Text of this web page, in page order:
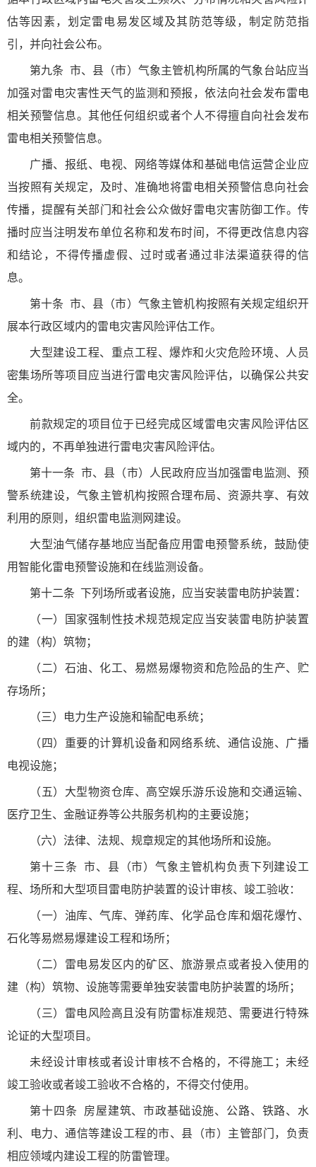
估等因素，划定雷电易发区域及其防范等级，制定防范指
引，并向社会公布。
第九条 市、县（市）气象主管机构所属的气象台站应当
加强对雷电灾害性天气的监测和预报，依法向社会发布雷电
相关预警信息。其他任何组织或者个人不得擅自向社会发布
雷电相关预警信息。
广播、报纸、电视、网络等媒体和基础电信运营企业应
当按照有关规定，及时、准确地将雷电相关预警信息向社会
传播，提醒有关部门和社会公众做好雷电灾害防御工作。传
播时应当注明发布单位名称和发布时间，不得更改信息内容
和结论，不得传播虚假、过时或者通过非法渠道获得的信
息。
第十条 市、县（市）气象主管机构按照有关规定组织开
展本行政区域内的雷电灾害风险评估工作。
大型建设工程、重点工程、爆炸和火灾危险环境、人员
密集场所等项目应当进行雷电灾害风险评估，以确保公共安
全。
前款规定的项目位于已经完成区域雷电灾害风险评估区
域内的，不再单独进行雷电灾害风险评估。
第十一条 市、县（市）人民政府应当加强雷电监测、预
警系统建设，气象主管机构按照合理布局、资源共享、有效
利用的原则，组织雷电监测网建设。
大型油气储存基地应当配备应用雷电预警系统，鼓励使
用智能化雷电预警设施和在线监测设备。
第十二条 下列场所或者设施，应当安装雷电防护装置：
（一）国家强制性技术规范规定应当安装雷电防护装置
的建（构）筑物；
（二）石油、化工、易燃易爆物资和危险品的生产、贮
存场所；
（三）电力生产设施和输配电系统；
（四）重要的计算机设备和网络系统、通信设施、广播
电视设施；
（五）大型物资仓库、高空娱乐游乐设施和交通运输、
医疗卫生、金融证券等公共服务机构的主要设施；
（六）法律、法规、规章规定的其他场所和设施。
第十三条 市、县（市）气象主管机构负责下列建设工
程、场所和大型项目雷电防护装置的设计审核、竣工验收：
（一）油库、气库、弹药库、化学品仓库和烟花爆竹、
石化等易燃易爆建设工程和场所；
（二）雷电易发区内的矿区、旅游景点或者投入使用的
建（构）筑物、设施等需要单独安装雷电防护装置的场所；
（三）雷电风险高且没有防雷标准规范、需要进行特殊
论证的大型项目。
未经设计审核或者设计审核不合格的，不得施工；未经
竣工验收或者竣工验收不合格的，不得交付使用。
第十四条 房屋建筑、市政基础设施、公路、铁路、水
利、电力、通信等建设工程的市、县（市）主管部门，负责
相应领域内建设工程的防雷管理。